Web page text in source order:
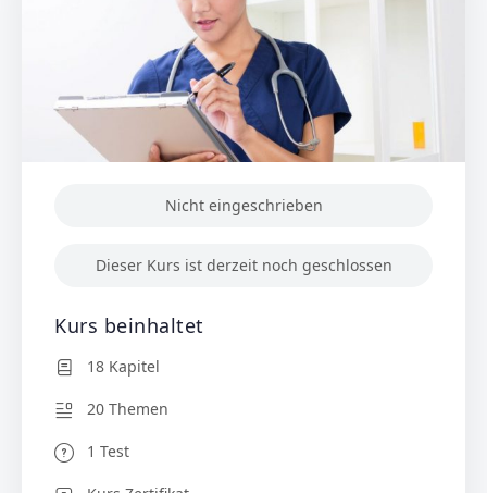
Nicht eingeschrieben
Dieser Kurs ist derzeit noch geschlossen
Kurs beinhaltet
18 Kapitel
20 Themen
1 Test